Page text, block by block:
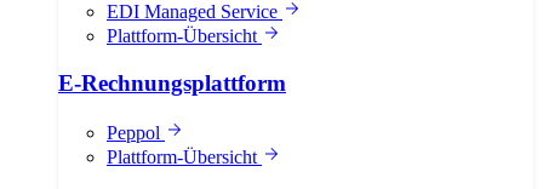
EDI Managed Service
Plattform-Übersicht
E-Rechnungsplattform
Peppol
Plattform-Übersicht